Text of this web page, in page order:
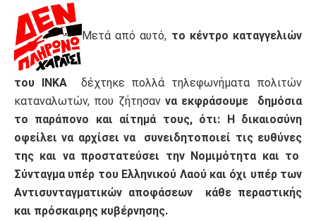
Μετά από αυτό, το κέντρο καταγγελιών
του ΙΝΚΑ δέχτηκε πολλά τηλεφωνήματα πολιτών
καταναλωτών, που ζήτησαν να εκφράσουμε δημόσια
το παράπονο και αίτημά τους, ότι: Η δικαιοσύνη
οφείλει να αρχίσει να συνειδητοποιεί τις ευθύνες
της και να προστατεύσει την Νομιμότητα και το
Σύνταγμα υπέρ του Ελληνικού Λαού και όχι υπέρ των
Αντισυνταγματικών αποφάσεων κάθε περαστικής
και πρόσκαιρης κυβέρνησης.